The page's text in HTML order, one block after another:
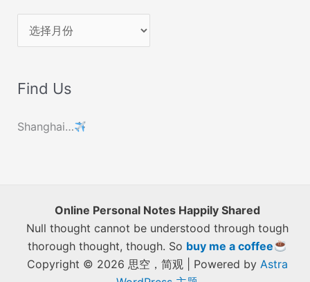
史
章
Find Us
Shanghai…
Online Personal Notes Happily Shared
Null thought cannot be understood through tough
thorough thought, though. So buy me a coffee
Copyright © 2026 思空，简观 | Powered by Astra